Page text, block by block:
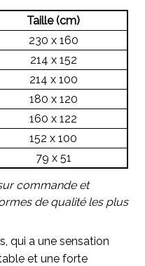
Taille (cm)
230 x 160
214 x 152
214 x 100
180 x 120
160 x 122
152 x 100
79 x 51
commande et
de qualité les plus
qui a une sensation
et une forte